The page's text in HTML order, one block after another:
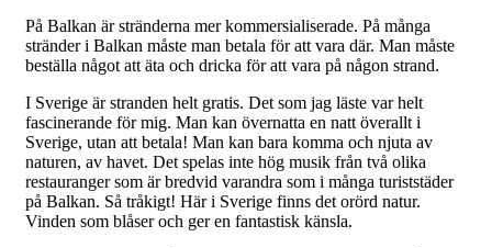
På Balkan är stränderna mer kommersialiserade. På många
stränder i Balkan måste man betala för att vara där. Man måste
beställa något att äta och dricka för att vara på någon strand.
I Sverige är stranden helt gratis. Det som jag läste var helt
fascinerande för mig. Man kan övernatta en natt överallt i
Sverige, utan att betala! Man kan bara komma och njuta av
naturen, av havet. Det spelas inte hög musik från två olika
restauranger som är bredvid varandra som i många turiststäder
på Balkan. Så tråkigt! Här i Sverige finns det orörd natur.
Vinden som blåser och ger en fantastisk känsla.